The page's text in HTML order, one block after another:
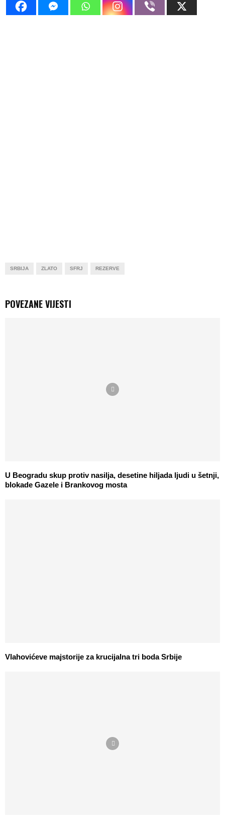
SRBIJA ZLATO SFRJ REZERVE
POVEZANE VIJESTI
U Beogradu skup protiv nasilja, desetine hiljada ljudi u šetnji,
blokade Gazele i Brankovog mosta
Vlahovićeve majstorije za krucijalna tri boda Srbije